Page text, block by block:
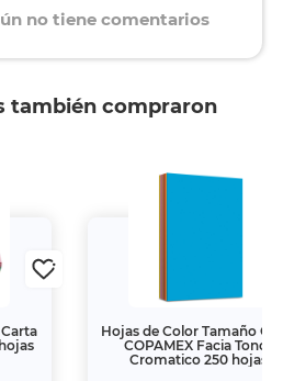
no tiene comentarios
también compraron
Hojas de Color Tamaño
COPAMEX Facia Tonos
Cromatico 250 hojas